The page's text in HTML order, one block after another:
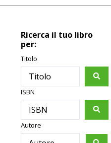
Ricerca il tuo libro
per:
Titolo
ISBN
Autore